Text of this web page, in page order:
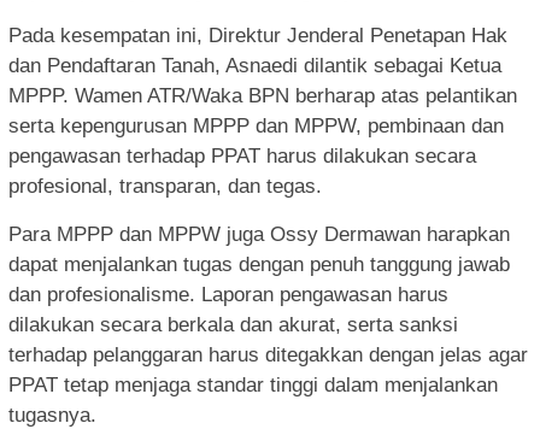
Pada kesempatan ini, Direktur Jenderal Penetapan Hak
dan Pendaftaran Tanah, Asnaedi dilantik sebagai Ketua
MPPP. Wamen ATR/Waka BPN berharap atas pelantikan
serta kepengurusan MPPP dan MPPW, pembinaan dan
pengawasan terhadap PPAT harus dilakukan secara
profesional, transparan, dan tegas.
Para MPPP dan MPPW juga Ossy Dermawan harapkan
dapat menjalankan tugas dengan penuh tanggung jawab
dan profesionalisme. Laporan pengawasan harus
dilakukan secara berkala dan akurat, serta sanksi
terhadap pelanggaran harus ditegakkan dengan jelas agar
PPAT tetap menjaga standar tinggi dalam menjalankan
tugasnya.